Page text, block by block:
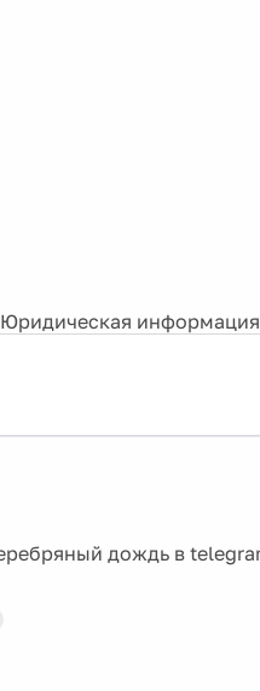
Юридическая информация